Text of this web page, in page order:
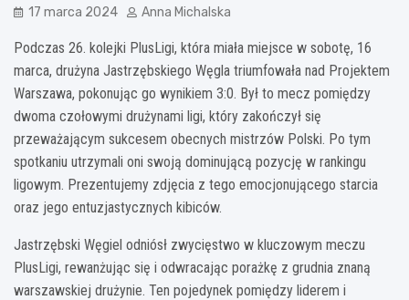
17 marca 2024 Anna Michalska
Podczas 26. kolejki PlusLigi, która miała miejsce w sobotę, 16
marca, drużyna Jastrzębskiego Węgla triumfowała nad Projektem
Warszawa, pokonując go wynikiem 3:0. Był to mecz pomiędzy
dwoma czołowymi drużynami ligi, który zakończył się
przeważającym sukcesem obecnych mistrzów Polski. Po tym
spotkaniu utrzymali oni swoją dominującą pozycję w rankingu
ligowym. Prezentujemy zdjęcia z tego emocjonującego starcia
oraz jego entuzjastycznych kibiców.
Jastrzębski Węgiel odniósł zwycięstwo w kluczowym meczu
PlusLigi, rewanżując się i odwracając porażkę z grudnia znaną
warszawskiej drużynie. Ten pojedynek pomiędzy liderem i